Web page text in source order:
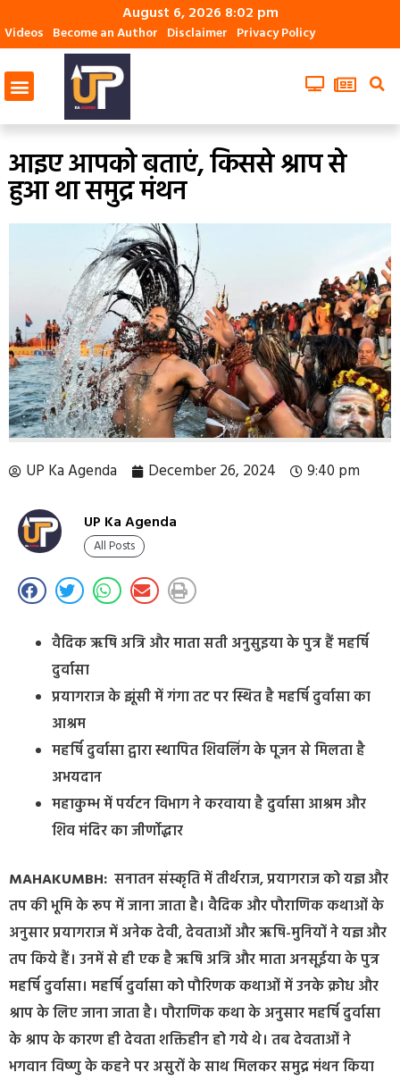
August 6, 2026 8:02 pm
Videos Become an Author Disclaimer Privacy Policy
आइए आपको बताएं, किससे श्राप से
हुआ था समुद्र मंथन
UP Ka Agenda December 26, 2024 9:40 pm
UP Ka Agenda
All Posts
वैदिक ऋषि अत्रि और माता सती अनुसुइया के पुत्र हैं महर्षि
दुर्वासा
प्रयागराज के झूंसी में गंगा तट पर स्थित है महर्षि दुर्वासा का
आश्रम
महर्षि दुर्वासा द्वारा स्थापित शिवलिंग के पूजन से मिलता है
अभयदान
महाकुम्भ में पर्यटन विभाग ने करवाया है दुर्वासा आश्रम और
शिव मंदिर का जीर्णोद्धार
MAHAKUMBH: सनातन संस्कृति में तीर्थराज, प्रयागराज को यज्ञ और
तप की भूमि के रूप में जाना जाता है। वैदिक और पौराणिक कथाओं के
अनुसार प्रयागराज में अनेक देवी, देवताओं और ऋषि-मुनियों ने यज्ञ और
तप किये हैं। उनमें से ही एक है ऋषि अत्रि और माता अनसूईया के पुत्र
महर्षि दुर्वासा। महर्षि दुर्वासा को पौरिणक कथाओं में उनके क्रोध और
श्राप के लिए जाना जाता है। पौराणिक कथा के अनुसार महर्षि दुर्वासा
के श्राप के कारण ही देवता शक्तिहीन हो गये थे। तब देवताओं ने
भगवान विष्णु के कहने पर असुरों के साथ मिलकर समुद्र मंथन किया